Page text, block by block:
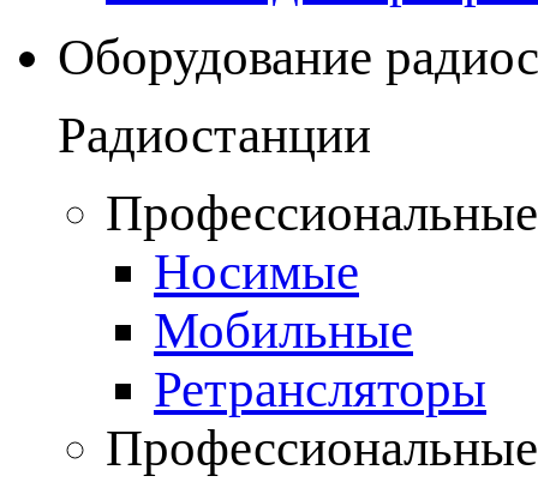
Оборудование
Радиостанции
Носимые
Мобильные
Ретрансляторы